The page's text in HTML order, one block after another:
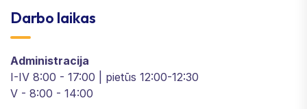
Darbo laikas
Administracija
I-IV 8:00 - 17:00 | pietūs 12:00-12:30
V - 8:00 - 14:00